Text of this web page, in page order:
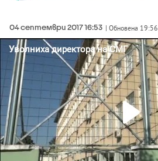
04 септември 2017 16:53 | Обновена 19:56